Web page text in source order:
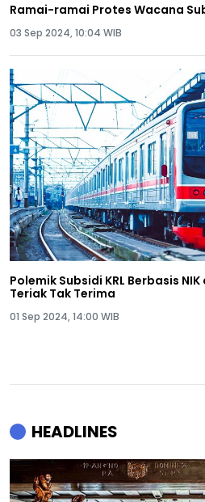
Ramai-ramai Protes Wacana
03 Sep 2024, 10:04 WIB
Polemik Subsidi KRL Berbasis
Teriak Tak Terima
01 Sep 2024, 14:00 WIB
HEADLINES